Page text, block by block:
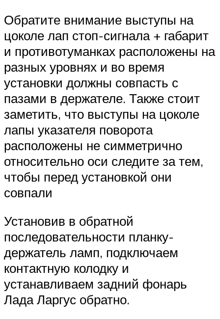
Обратите внимание выступы на
цоколе лап стоп-сигнала + габарит
и противотуманках расположены на
разных уровнях и во время
установки должны совпасть с
пазами в держателе. Также стоит
заметить, что выступы на цоколе
лапы указателя поворота
расположены не симметрично
относительно оси следите за тем,
чтобы перед установкой они
совпали
Установив в обратной
последовательности планку-
держатель ламп, подключаем
контактную колодку и
устанавливаем задний фонарь
Лада Ларгус обратно.